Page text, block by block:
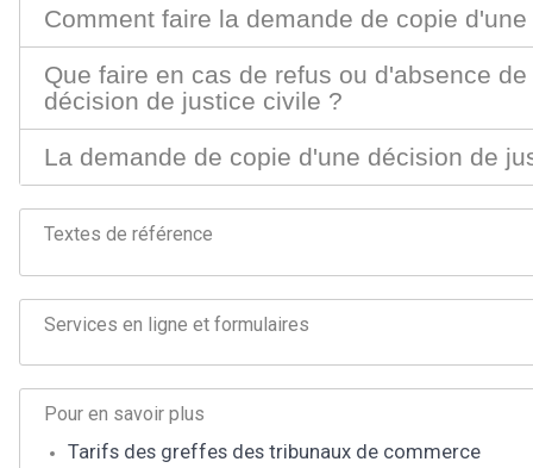
Comment faire la demande de copie
Que faire en cas de refus ou d'absence
décision de justice civile ?
La demande de copie d'une décision de
Textes de référence
Services en ligne et formulaires
Pour en savoir plus
Tarifs des greffes des tribunaux de commerce